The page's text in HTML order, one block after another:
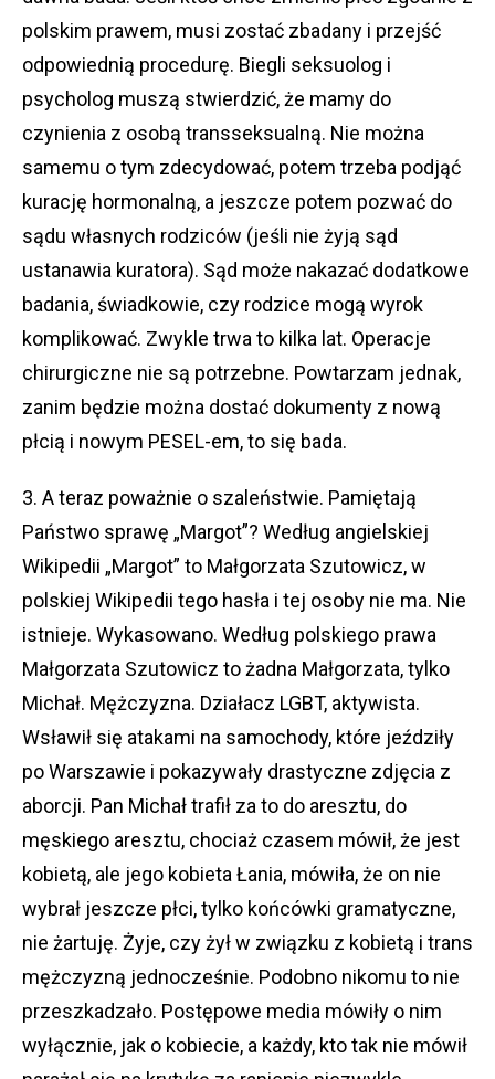
polskim prawem, musi zostać zbadany i przejść
odpowiednią procedurę. Biegli seksuolog i
psycholog muszą stwierdzić, że mamy do
czynienia z osobą transseksualną. Nie można
samemu o tym zdecydować, potem trzeba podjąć
kurację hormonalną, a jeszcze potem pozwać do
sądu własnych rodziców (jeśli nie żyją sąd
ustanawia kuratora). Sąd może nakazać dodatkowe
badania, świadkowie, czy rodzice mogą wyrok
komplikować. Zwykle trwa to kilka lat. Operacje
chirurgiczne nie są potrzebne. Powtarzam jednak,
zanim będzie można dostać dokumenty z nową
płcią i nowym PESEL-em, to się bada.
3. A teraz poważnie o szaleństwie. Pamiętają
Państwo sprawę „Margot”? Według angielskiej
Wikipedii „Margot” to Małgorzata Szutowicz, w
polskiej Wikipedii tego hasła i tej osoby nie ma. Nie
istnieje. Wykasowano. Według polskiego prawa
Małgorzata Szutowicz to żadna Małgorzata, tylko
Michał. Mężczyzna. Działacz LGBT, aktywista.
Wsławił się atakami na samochody, które jeździły
po Warszawie i pokazywały drastyczne zdjęcia z
aborcji. Pan Michał trafił za to do aresztu, do
męskiego aresztu, chociaż czasem mówił, że jest
kobietą, ale jego kobieta Łania, mówiła, że on nie
wybrał jeszcze płci, tylko końcówki gramatyczne,
nie żartuję. Żyje, czy żył w związku z kobietą i trans
mężczyzną jednocześnie. Podobno nikomu to nie
przeszkadzało. Postępowe media mówiły o nim
wyłącznie, jak o kobiecie, a każdy, kto tak nie mówił